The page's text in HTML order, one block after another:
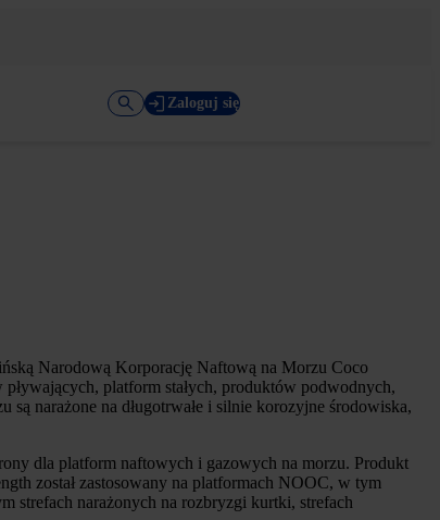
Zaloguj się
Narodową Korporację Naftową na Morzu Coco
platform stałych, produktów podwodnych,
narażone na długotrwałe i silnie korozyjne środowiska,
dla platform naftowych i gazowych na morzu. Produkt
został zastosowany na platformach NOOC, w tym
strefach narażonych na rozbryzgi kurtki, strefach